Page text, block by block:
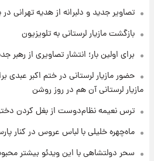
۱۰ ساعت پیش
+جدول
قیمت محصولات
۱۷ مرداد ۱۴۰۵
یک پیش ‌بینی مهم
تصاویر جدید و دلبرانه از هدیه تهرانی
بازگشت مازیار لرستانی به تلویزیون
برای اولین بار؛ انتشار تصاویری از رهبر
حضور مازیار لرستانی در ختم اکبر عبدی
مازیار لرستانی آن هم در روز روشن
ترس نعیمه نظام‌دوست از بغل کردن
ماه‌چهره خلیلی با لباس عروس در کنار
سحر دولتشاهی با این ویدئو بیشتر